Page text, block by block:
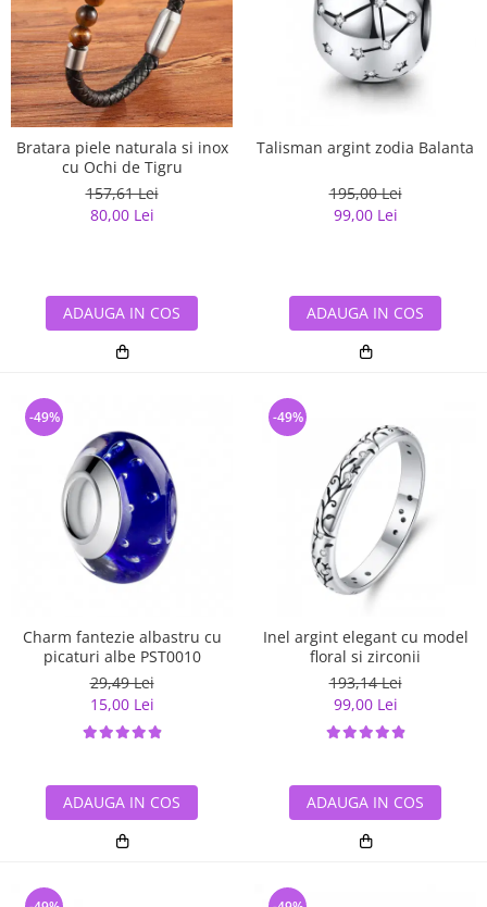
Bratara piele naturala si inox
cu Ochi de Tigru
157,61 Lei
80,00 Lei
ADAUGA IN COS
Talisman argint zodia Balanta
195,00 Lei
99,00 Lei
ADAUGA IN COS
Charm fantezie albastru cu
picaturi albe PST0010
29,49 Lei
15,00 Lei
-49%
ADAUGA IN COS
Inel argint elegant cu model
floral si zirconii
193,14 Lei
99,00 Lei
-49%
ADAUGA IN COS